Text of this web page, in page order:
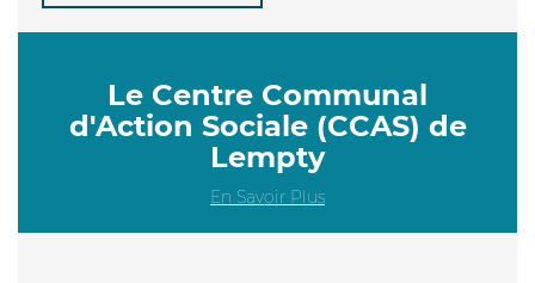
Le Centre Communal
d'Action Sociale (CCAS) de
Lempty
En Savoir Plus